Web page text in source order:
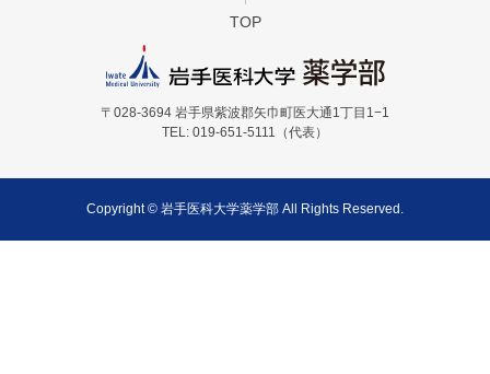
TOP
〒028-3694 岩手県紫波郡矢巾町医大通1丁目1−1
TEL: 019-651-5111（代表）
Copyright © 岩手医科大学薬学部 All Rights Reserved.